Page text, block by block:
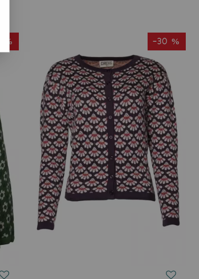
et le partenariat inclut des visites régulières
Le but est de mutualiser les informations de
la partie éthique. CEDEX ne produit pas de
% -30 %